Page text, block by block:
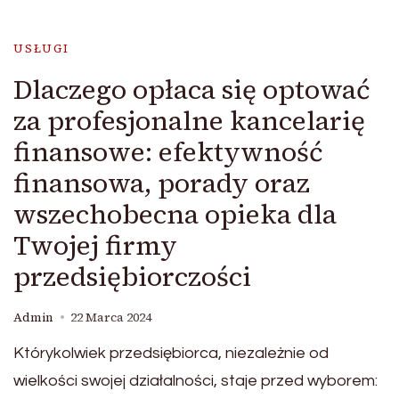
USŁUGI
Dlaczego opłaca się optować
za profesjonalne kancelarię
finansowe: efektywność
finansowa, porady oraz
wszechobecna opieka dla
Twojej firmy
przedsiębiorczości
Admin 22 Marca 2024
Którykolwiek przedsiębiorca, niezależnie od
wielkości swojej działalności, staje przed wyborem: